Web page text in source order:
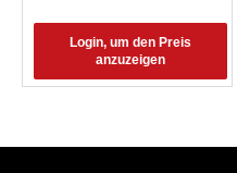
Login, um den Preis
anzuzeigen